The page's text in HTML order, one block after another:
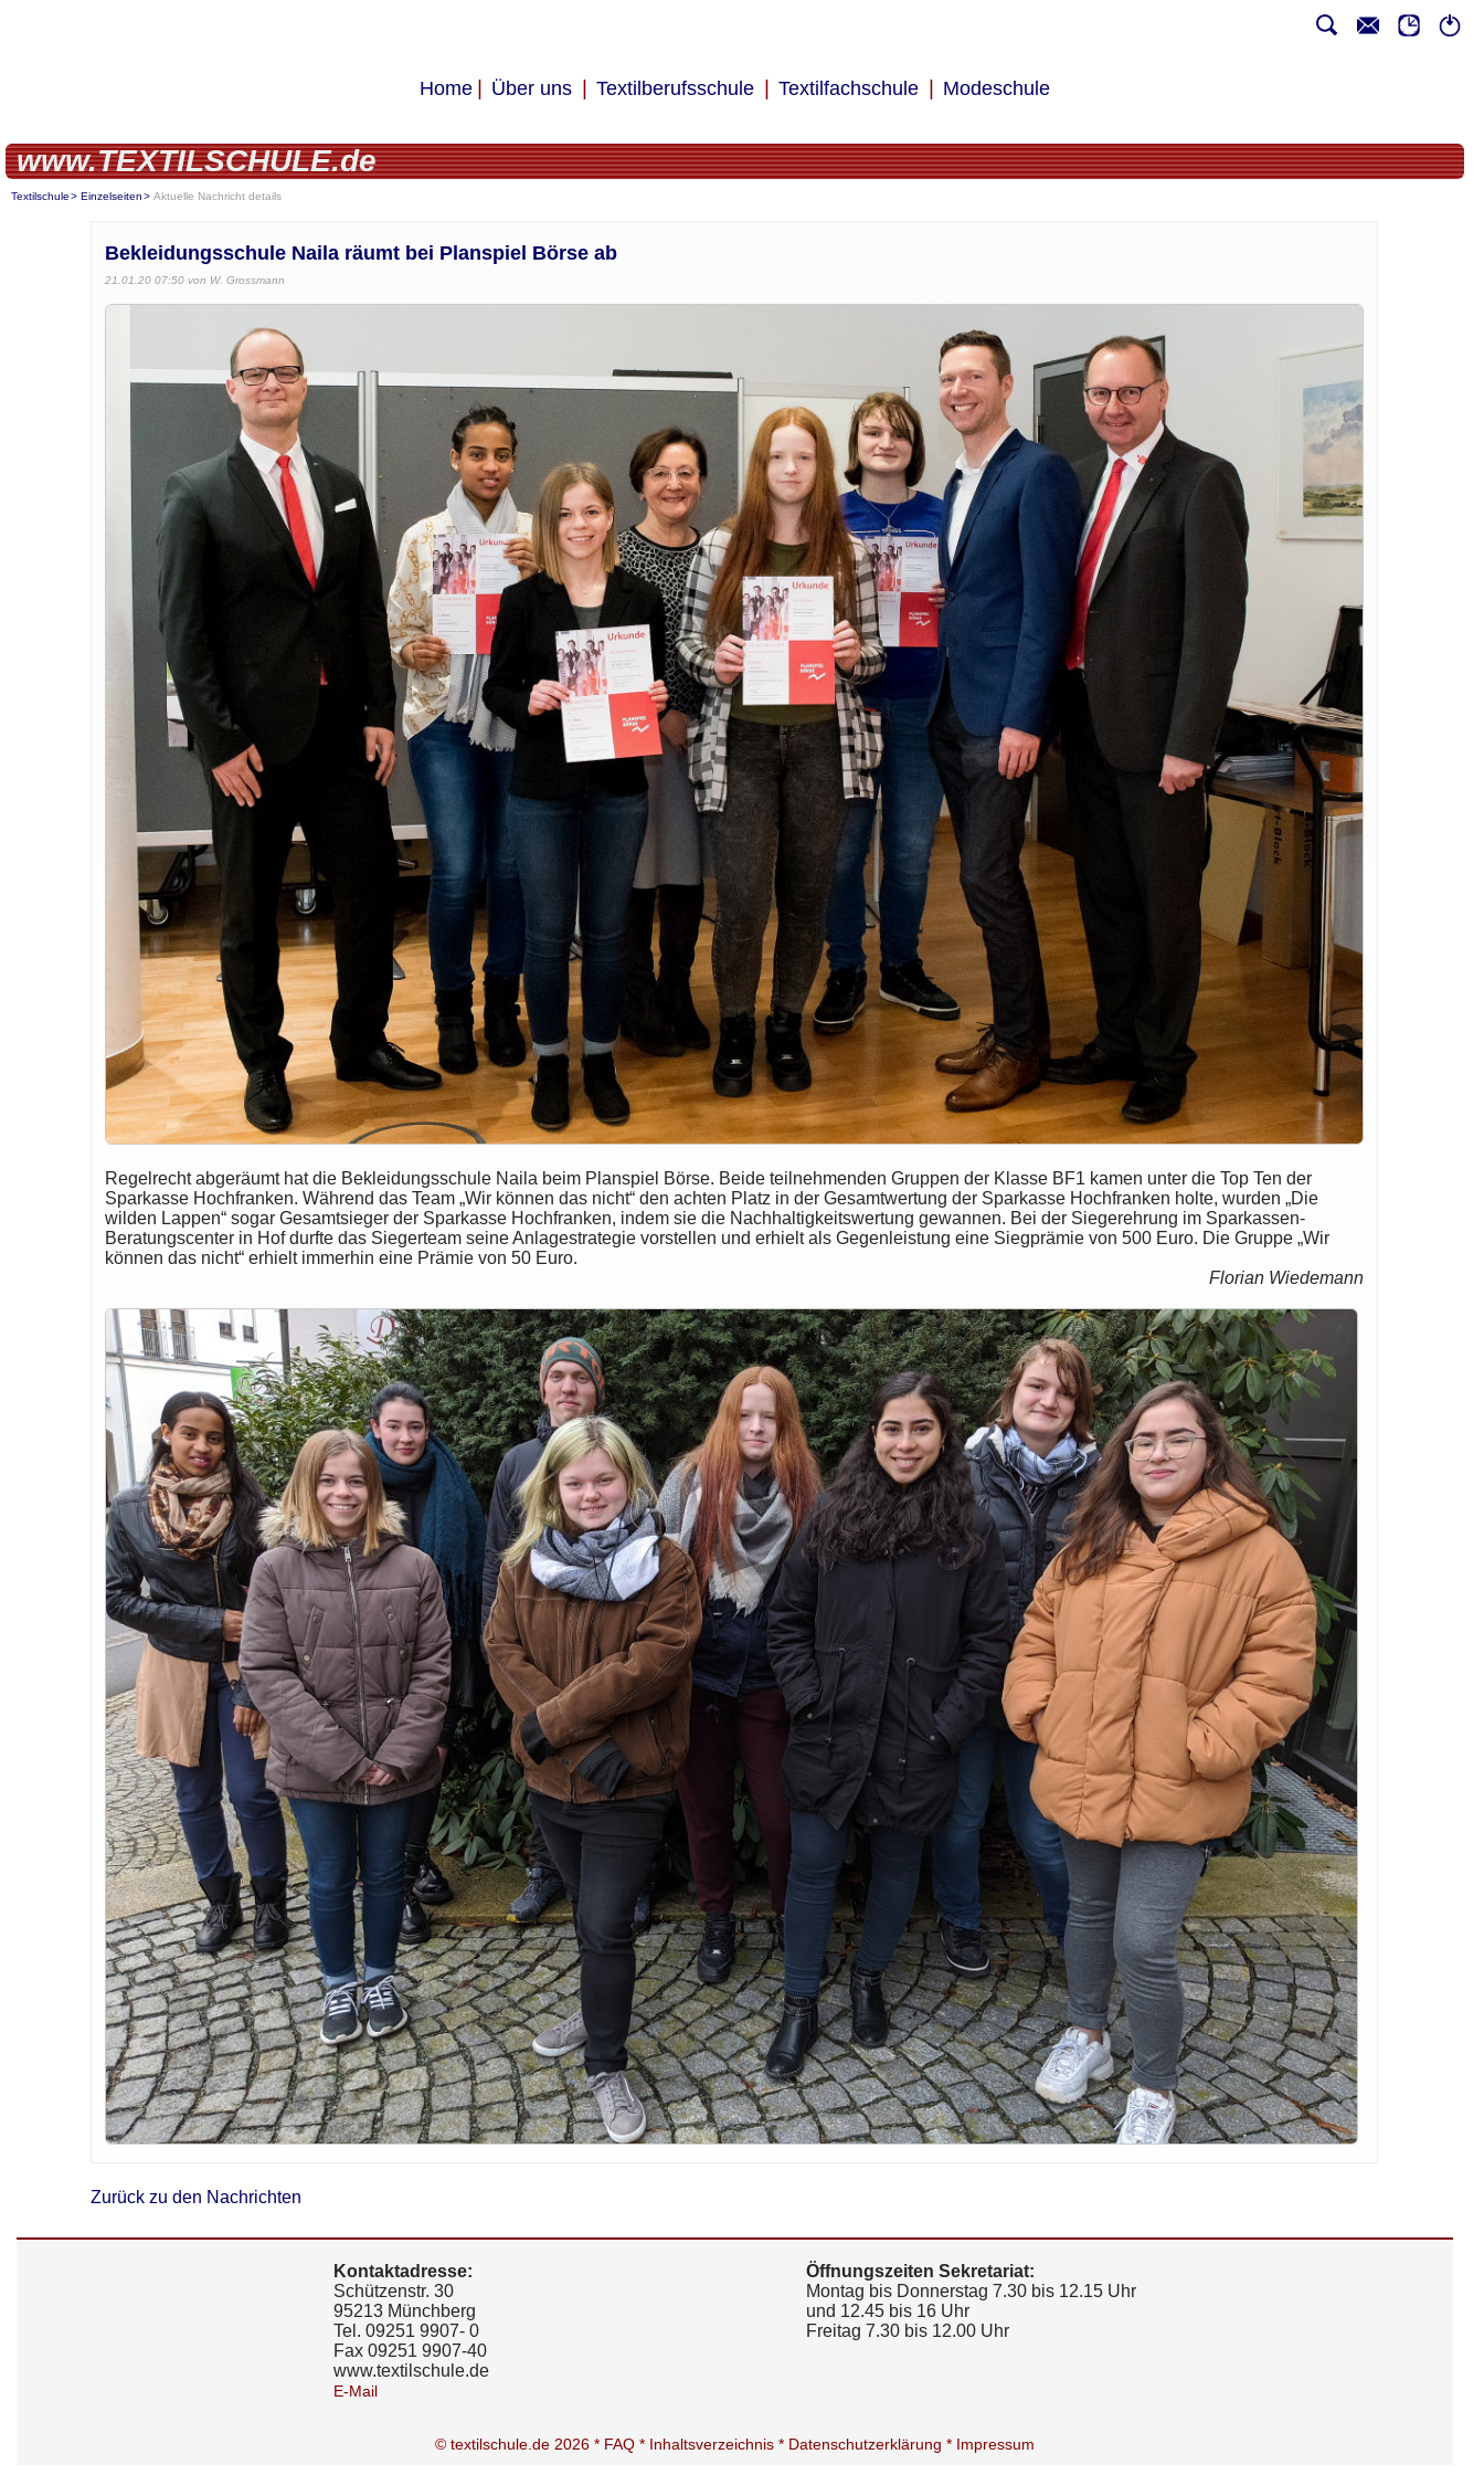
Home Über uns Textilberufsschule Textilfachschule Modeschule
www.TEXTILSCHULE.de
Textilschule Einzelseiten Aktuelle Nachricht details
Bekleidungsschule Naila räumt bei Planspiel Börse ab
21.01.20 07:50 von W. Grossmann
Regelrecht abgeräumt hat die Bekleidungsschule Naila beim Planspiel Börse. Beide teilnehmenden Gruppen der Klasse BF1 kamen unter die Top Ten der
Sparkasse Hochfranken. Während das Team „Wir können das nicht“ den achten Platz in der Gesamtwertung der Sparkasse Hochfranken holte, wurden „Die
wilden Lappen“ sogar Gesamtsieger der Sparkasse Hochfranken, indem sie die Nachhaltigkeitswertung gewannen. Bei der Siegerehrung im Sparkassen-
Beratungscenter in Hof durfte das Siegerteam seine Anlagestrategie vorstellen und erhielt als Gegenleistung eine Siegprämie von 500 Euro. Die Gruppe „Wir
können das nicht“ erhielt immerhin eine Prämie von 50 Euro.
Florian Wiedemann
Zurück zu den Nachrichten
Kontaktadresse:
Schützenstr. 30
95213 Münchberg
Tel. 09251 9907- 0
Fax 09251 9907-40
www.textilschule.de
E-Mail
Öffnungszeiten Sekretariat:
Montag bis Donnerstag 7.30 bis 12.15 Uhr
und 12.45 bis 16 Uhr
Freitag 7.30 bis 12.00 Uhr
© textilschule.de 2026 * FAQ * Inhaltsverzeichnis * Datenschutzerklärung * Impressum